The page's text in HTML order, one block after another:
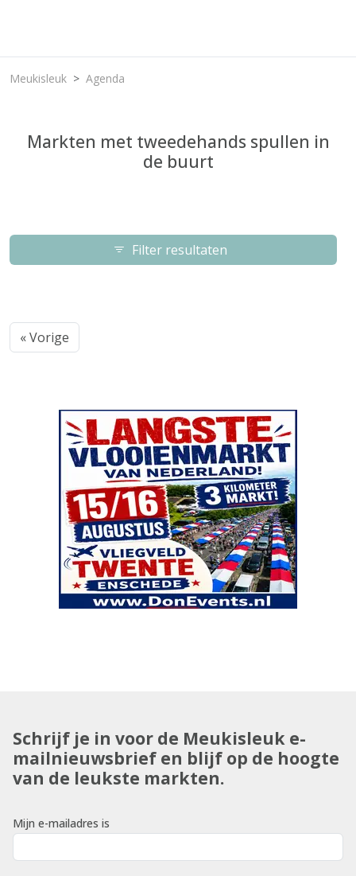
Meukisleuk Agenda
Markten met tweedehands spullen in
de buurt
Filter resultaten
« Vorige
Schrijf je in voor de Meukisleuk e-
mailnieuwsbrief en blijf op de hoogte
van de leukste markten.
Mijn e-mailadres is